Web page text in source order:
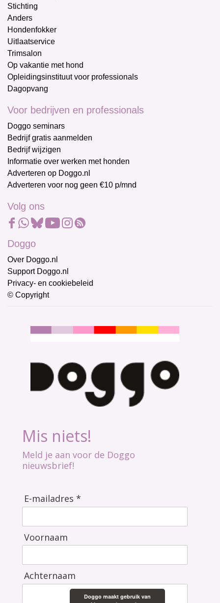
Stichting
Anders
Hondenfokker
Uitlaatservice
Trimsalon
Op vakantie met hond
Opleidingsinstituut voor professionals
Dagopvang
Voor bedrijven en professionals
Doggo seminars
Bedrijf gratis aanmelden
Bedrijf wijzigen
Informatie over werken met honden
Adverteren op Doggo.nl
Adverteren voor nog geen €10 p/mnd
Volg ons
Doggo
Over Doggo.nl
Support Doggo.nl
Privacy- en cookiebeleid
© Copyright
Mis niets!
Meld je aan voor de Doggo
nieuwsbrief!
E-mailadres *
Voornaam
Achternaam
Doggo maakt gebruik van